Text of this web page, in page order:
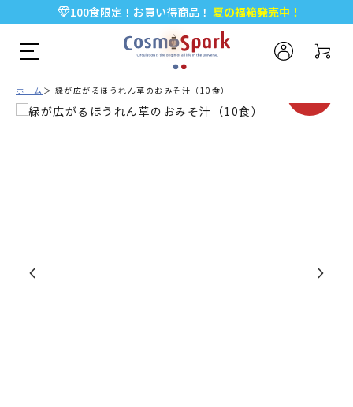
100食限定！お買い得商品！ 夏の福箱発売中！
5,000円以上のお買い物で全国一律送料無料♪
新規会員登録で今すぐ使える500ポイント プレゼント！
ホーム 緑が広がるほうれん草のおみそ汁（10食）